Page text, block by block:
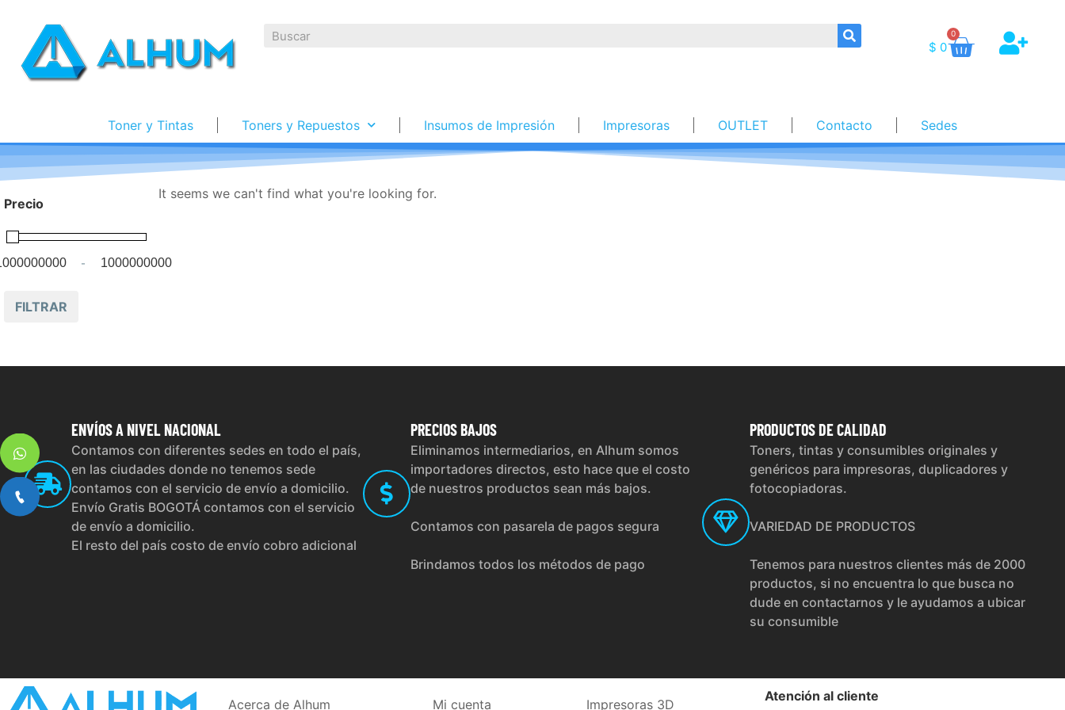
$ 0
0
Toner y Tintas Toners y Repuestos Insumos de Impresión Impresoras OUTLET Contacto Sedes
Precio
Minimum Price
-Maximum Price
FILTRAR
It seems we can't find what you're looking for.
ENVÍOSA NIVEL NACIONAL
Contamos con diferentes sedes en todo el país,
en las ciudades donde no tenemos sede
contamos con el servicio de envío a domicilio.
Envío Gratis BOGOTÁ contamos con el servicio
de envío a domicilio.
El resto del país costo de envío cobro adicional
PRECIOSBAJOS
Eliminamos intermediarios, en Alhum somos
importadores directos, esto hace que el costo
de nuestros productos sean más bajos.
Contamos con pasarela de pagos segura
Brindamos todos los métodos de pago
PRODUCTOSDE CALIDAD
Toners, tintas y consumibles originales y
genéricos para impresoras, duplicadores y
fotocopiadoras.
VARIEDAD DE PRODUCTOS
Tenemos para nuestros clientes más de 2000
productos, si no encuentra lo que busca no
dude en contactarnos y le ayudamos a ubicar
su consumible
Acerca de Alhum Mi cuenta Impresoras 3D
Atención al cliente